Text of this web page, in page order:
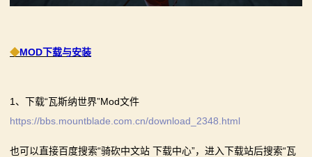
◆MOD下载与安装
1、下载“瓦斯纳世界”Mod文件
https://bbs.mountblade.com.cn/download_2348.html
也可以直接百度搜索“骑砍中文站 下载中心”，进入下载站后搜索“瓦